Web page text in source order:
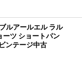
ルアールエル ラル
ーツ ショートパン
ンテージ中古